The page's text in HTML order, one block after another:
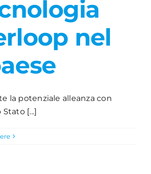
nel
la potenziale alleanza con
[...]